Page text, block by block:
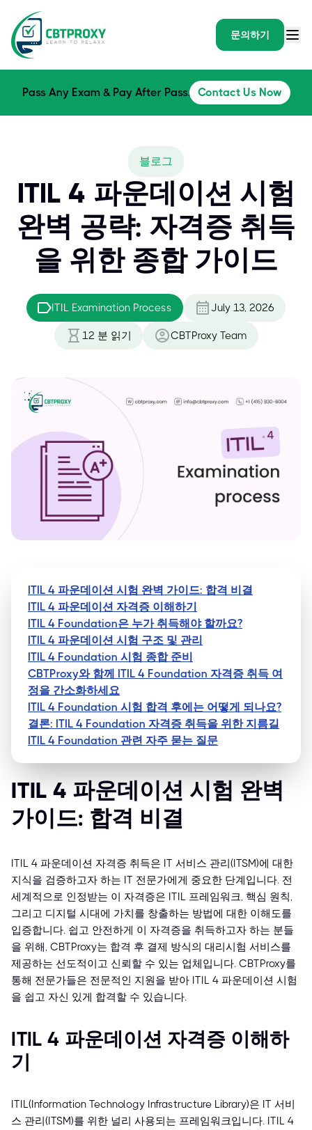
문의하기
Pass Any Exam & Pay After Pass. Contact Us Now
블로그
ITIL 4 파운데이션 시험
완벽 공략: 자격증 취득
을 위한 종합 가이드
ITIL Examination Process July 13, 2026
12 분 읽기 CBTProxy Team
ITIL 4 파운데이션 시험 완벽 가이드: 합격 비결
ITIL 4 파운데이션 자격증 이해하기
ITIL 4 Foundation은 누가 취득해야 할까요?
ITIL 4 파운데이션 시험 구조 및 관리
ITIL 4 Foundation 시험 종합 준비
CBTProxy와 함께 ITIL 4 Foundation 자격증 취득 여
정을 간소화하세요
ITIL 4 Foundation 시험 합격 후에는 어떻게 되나요?
결론: ITIL 4 Foundation 자격증 취득을 위한 지름길
ITIL 4 Foundation 관련 자주 묻는 질문
ITIL 4 파운데이션 시험 완벽
가이드: 합격 비결
ITIL 4 파운데이션 자격증 취득은 IT 서비스 관리(ITSM)에 대한
지식을 검증하고자 하는 IT 전문가에게 중요한 단계입니다. 전
세계적으로 인정받는 이 자격증은 ITIL 프레임워크, 핵심 원칙,
그리고 디지털 시대에 가치를 창출하는 방법에 대한 이해도를
입증합니다. 쉽고 안전하게 이 자격증을 취득하고자 하는 분들
을 위해, CBTProxy는 합격 후 결제 방식의 대리시험 서비스를
제공하는 선도적이고 신뢰할 수 있는 업체입니다. CBTProxy를
통해 전문가들은 전문적인 지원을 받아 ITIL 4 파운데이션 시험
을 쉽고 자신 있게 합격할 수 있습니다.
ITIL 4 파운데이션 자격증 이해하
기
ITIL(Information Technology Infrastructure Library)은 IT 서비
스 관리(ITSM)를 위한 널리 사용되는 프레임워크입니다. ITIL 4